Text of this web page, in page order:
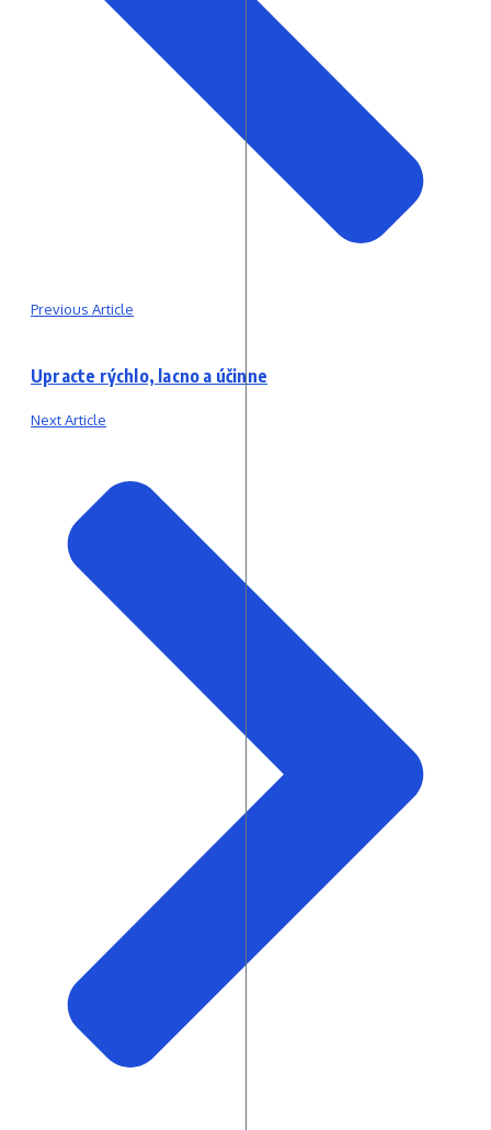
Previous Article
Upracte rýchlo, lacno a účinne
Next Article